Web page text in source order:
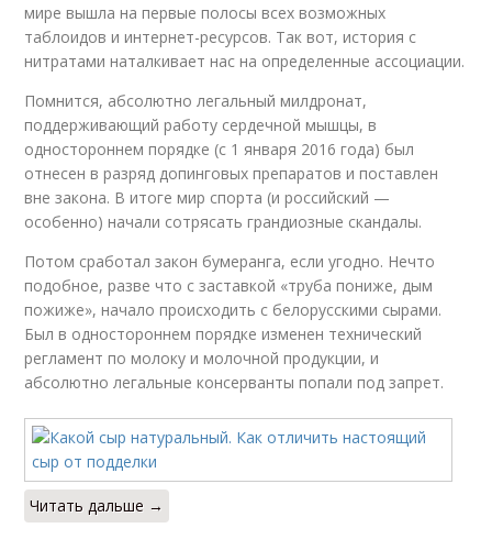
мире вышла на первые полосы всех возможных
таблоидов и интернет-ресурсов. Так вот, история с
нитратами наталкивает нас на определенные ассоциации.
Помнится, абсолютно легальный милдронат,
поддерживающий работу сердечной мышцы, в
одностороннем порядке (с 1 января 2016 года) был
отнесен в разряд допинговых препаратов и поставлен
вне закона. В итоге мир спорта (и российский —
особенно) начали сотрясать грандиозные скандалы.
Потом сработал закон бумеранга, если угодно. Нечто
подобное, разве что с заставкой «труба пониже, дым
пожиже», начало происходить с белорусскими сырами.
Был в одностороннем порядке изменен технический
регламент по молоку и молочной продукции, и
абсолютно легальные консерванты попали под запрет.
Читать дальше →